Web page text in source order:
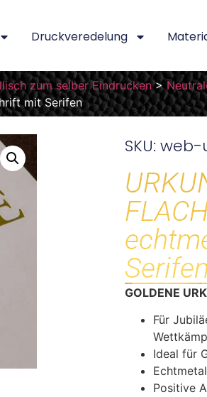
Druckveredelung
zum selber Eindrucken>
mit Serifen
SKU:
Serifen
GOLDENE
Für
Ideal für
Positive